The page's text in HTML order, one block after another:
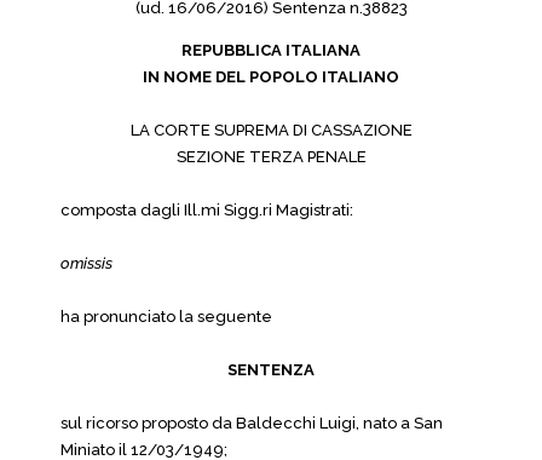
(ud. 16/06/2016) Sentenza n.38823
REPUBBLICA ITALIANA
IN NOME DEL POPOLO ITALIANO
LA CORTE SUPREMA DI CASSAZIONE
SEZIONE TERZA PENALE
composta dagli Ill.mi Sigg.ri Magistrati:
omissis
ha pronunciato la seguente
SENTENZA
sul ricorso proposto da Baldecchi Luigi, nato a San
Miniato il 12/03/1949;